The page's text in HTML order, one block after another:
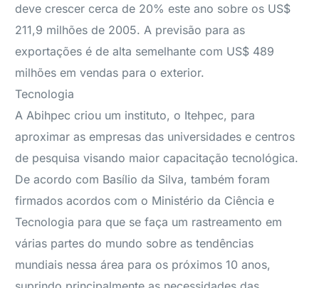
deve crescer cerca de 20% este ano sobre os US$
211,9 milhões de 2005. A previsão para as
exportações é de alta semelhante com US$ 489
milhões em vendas para o exterior.
Tecnologia
A Abihpec criou um instituto, o Itehpec, para
aproximar as empresas das universidades e centros
de pesquisa visando maior capacitação tecnológica.
De acordo com Basílio da Silva, também foram
firmados acordos com o Ministério da Ciência e
Tecnologia para que se faça um rastreamento em
várias partes do mundo sobre as tendências
mundiais nessa área para os próximos 10 anos,